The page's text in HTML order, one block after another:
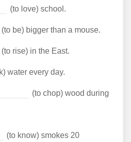
(to love) school.
(to be) bigger than a mouse.
(to rise) in the East.
water every day.
(to chop) wood during
(to know) smokes 20